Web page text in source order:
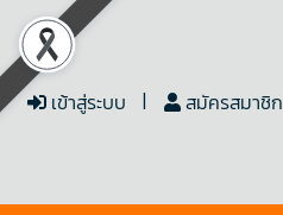
เข้าสู่ระบบ สมัครสมาชิก